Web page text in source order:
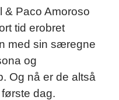
& Paco Amoroso
tid erobret
med sin særegne
og
Og nå er de altså
dag.